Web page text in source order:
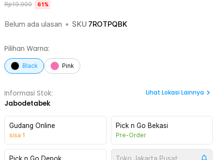
Belum ada ulasan • SKU 7ROTPQBK
Rp19.900 61%
Pilihan Warna:
Black Pink
Informasi Stok:
Jabodetabek
Lihat Lokasi Lainnya
Gudang Online
sisa 1
Pick n Go Bekasi
Pre-Order